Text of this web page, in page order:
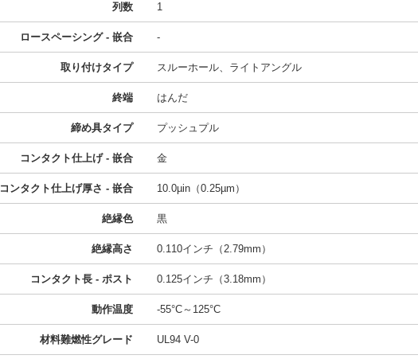
列数 1
ロースペーシング - 嵌合 -
取り付けタイプ スルーホール、ライトアングル
終端 はんだ
締め具タイプ プッシュプル
コンタクト仕上げ - 嵌合 金
コンタクト仕上げ厚さ - 嵌合 10.0µin（0.25µm）
絶縁色 黒
絶縁高さ 0.110インチ（2.79mm）
コンタクト長 - ポスト 0.125インチ（3.18mm）
動作温度 -55°C～125°C
材料難燃性グレード UL94 V-0